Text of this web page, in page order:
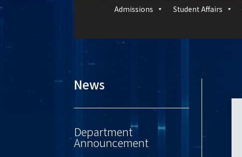
Admissions Student Affairs
News
Department
Announcement